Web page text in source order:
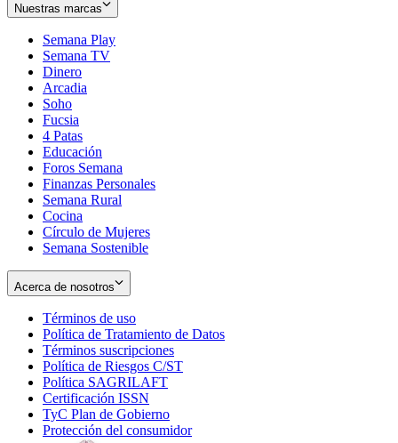
Nuestras marcas
Semana Play
Semana TV
Dinero
Arcadia
Soho
in
new
window
Fucsia
in
new
window
4 Patas
Educación
Foros Semana
Finanzas Personales
Semana Rural
Cocina
Círculo de Mujeres
Semana Sostenible
Acerca de nosotros
Términos de uso
in
new
window
Política de Tratamiento de Datos
Términos suscripciones
in
Política de Riesgos C/ST
Política SAGRILAFT
new
window
Certificación ISSN
in
new
TyC Plan de Gobierno
in
Protección del consumidorOpens